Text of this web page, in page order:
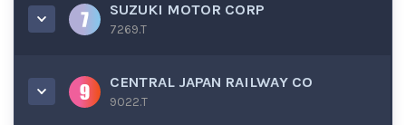
SUZUKI MOTOR CORP
7269.T
CENTRAL JAPAN RAILWAY CO
9022.T